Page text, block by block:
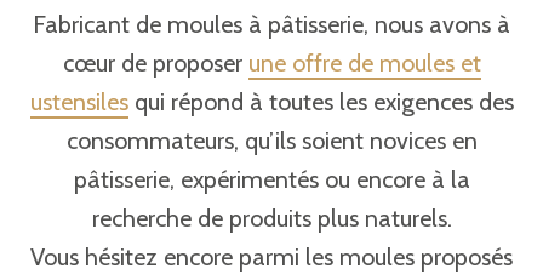
Fabricant de moules à pâtisserie, nous avons à
cœur de proposer une offre de moules et
ustensilesqui répond à toutes les exigences des
consommateurs, qu’ils soient novices en
pâtisserie, expérimentés ou encore à la
recherche de produits plus naturels.
Vous hésitez encore parmi les moules proposés